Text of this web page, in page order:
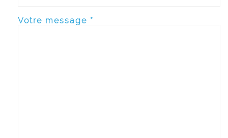
Votre message *